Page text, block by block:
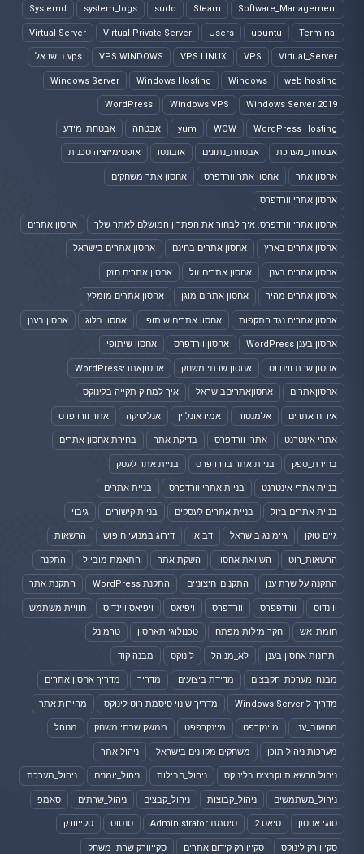
Software_Management
Steam
sudo
system_logs
Systemd
Terminal
ubuntu
Users
Virtual Private Server
Virtual Server
Virtual_Server
VPS
VPS LINUX
VPS WINDOWS vps בישראל
web hosting
Windows
Windows Hosting
Windows Server
Windows Server 2019
Windows VPS
WordPress
WordPress Hosting
WOW
yum אבטחה אבטחת_מידע
אבטחת_מערכת אבטחת_נתונים אובונטו אופטימיזציה טכנית
אחסון אתר אחסון אתר וורדפרס אחסון אתר משחקים
אחסון אתרי וורדפרס
אחסון אתרי וורדפרס: איך לבחור את הפתרון המושלם לאתר שלך אחסון אתרים
אחסון אתרים בארץ אחסון אתרים בחינם אחסון אתרים בישראל
אחסון אתרים בענן אחסון אתרים זול אחסון אתרים חזק
אחסון אתרים מהיר אחסון אתרים מוגן אחסון אתרים מומלץ
אחסון אתרים נגד התקפות אחסון אתרים שיתופי אחסון בלוג אחסון בענן
אחסון בענן WordPress אחסון וורדפרס אחסון שיתופי
אחסון שרת ווינדוס אחסון שרתי משחק אחסוןאתריWordPress
אחסוןאתרים אחסוןאתריםבישראל איך למחוק תקייה בלינוקס
אירוח אתרים אלמנטור אמיו אונליין אנליטיקה אתר וורדפרס
אתרי אינטרנט אתרי וורדפרס בדיקת אתר בחירת אחסון אתרים
בחירת_ספק בניית אתר בוורדפרס בניית אתר לעסק
בניית אתרי אינטרנט בניית אתרי וורדפרס בניית אתרים
בניית אתרים בזול בניית אתרים לעסקים בניית קישורים גיבוי
גיים טוקן גיימינג בישראל דביאן דירוג במנועי חיפוש הרשאות
הרשאות_רוט השוואת אחסון השקת אתר התאמת מובייל התקנה
התקנה על שרת ענן התקנים_חיצוניים התקנת WordPress התקנת אתר
ווינדוס וורדפפרס וורדפרס ויפיאס ויפיאס ווינדוס חוויית משתמש
חומת_אש חקר מילות מפתח טכנולוגייתאחסון טרמינל
יתרונות אחסון בענן לא_מנוהל לינוקס מבנה קוד
מבנה_מערכת_הקבצים מדידת ביצועים מדריך מדריך אחסון אתרים
מדריך ל-Windows Server מדריך שינוי סיסמת רוט לינוקס מהירות אתר
מחשוב_ענן מיינקרפט מיינקרפפט ממשק שרתי משחק מנוהל
מערכות ניהול תוכן משחקים מקוונים בישראל ניהול אתר
ניהול הרשאות וקבצים בלינוקס ניהול_חבילות ניהול_יומנים ניהול_מערכת
ניהול_משתמשים ניהול_קבוצות ניהול_קבצים ניהול_שרתים סאמפ
סוגי אחסון סיאס 2 סיסמת Administrator סנטוס סקייוורק
סקייוורק לינוקס סקייוורק קידום אתרים סקייוורק שרתי משחק